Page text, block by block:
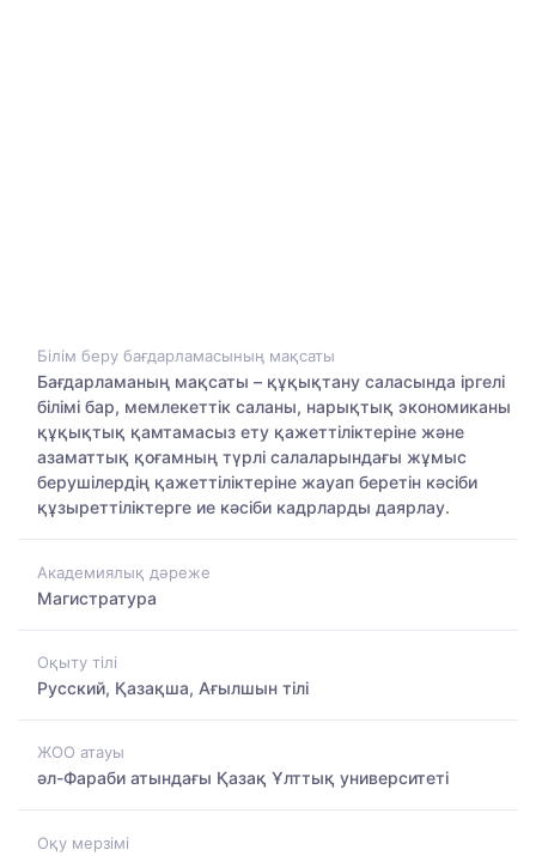
Білім беру бағдарламасының мақсаты
Бағдарламаның мақсаты – құқықтану саласында іргелі
білімі бар, мемлекеттік саланы, нарықтық экономиканы
құқықтық қамтамасыз ету қажеттіліктеріне және
азаматтық қоғамның түрлі салаларындағы жұмыс
берушілердің қажеттіліктеріне жауап беретін кәсіби
құзыреттіліктерге ие кәсіби кадрларды даярлау.
Академиялық дәреже
Магистратура
Оқыту тілі
Русский, Қазақша, Ағылшын тілі
ЖОО атауы
әл-Фараби атындағы Қазақ Ұлттық университеті
Оқу мерзімі